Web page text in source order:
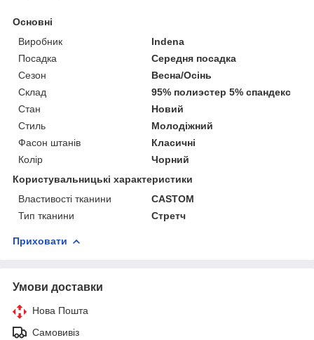
Основні
Виробник
Indena
Посадка
Середня посадка
Сезон
Весна/Осінь
Склад
95% полиэстер 5% спандекс
Стан
Новий
Стиль
Молодіжний
Фасон штанів
Класичні
Колір
Чорний
Користувальницькі характеристики
Властивості тканини
CASTOM
Тип тканини
Стретч
Приховати
Умови доставки
Нова Пошта
Самовивіз